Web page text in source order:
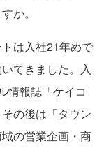
か。
は入社21年めで
てきました。入
情報誌「ケイコ
の後は「タウン
の営業企画・商